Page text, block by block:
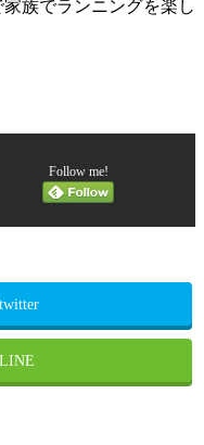
族でランニングを楽し
Follow me!
twitter
LINE